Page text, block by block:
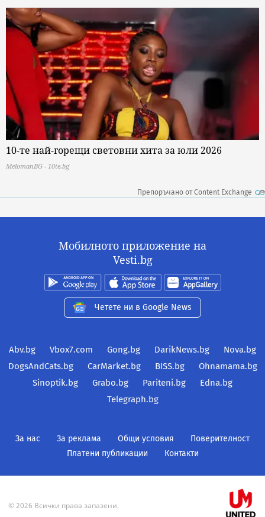
10-те най-горещи световни хита за юли 2026
MelomanBG - 10te.bg
Препоръчано от Content Exchange
Мобилното приложение на
Vesti.bg
Четете ни в Google News
Abv.bg Vbox7.com Gong.bg DarikNews.bg
Nova.bg
DogsAndCats.bg
CarMarket.bg BISS.bg
Ohnamama.bg
Sinoptik.bg
Grabo.bg Pariteni.bg
Edna.bg
Telegraph.bg
За нас За реклама Общи условия
Поверителност
Платени публикации
Контакти
© 2026 Всички права запазени.